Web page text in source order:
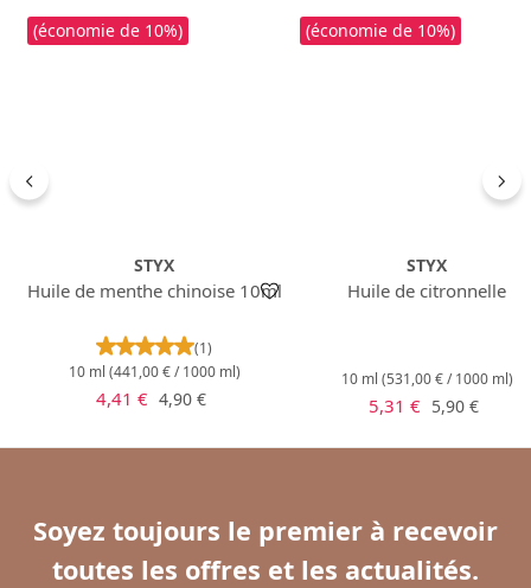
(économie de 10%)
STYX
Huile de menthe chinoise 10ml
Note moyenne de 5 sur 5 étoiles
(1)
10 ml (441,00 € / 1000 ml)
Prix de vente :
4,41 € Prix régulier :
4,90 €
(économie de 10%)
STYX
Huile de citronnelle
10 ml (531,00 € / 1000 ml)
Prix de vente :
5,31 € Prix
5,90 €
Soyez toujours le premier à recevoir
toutes les offres et les actualités.